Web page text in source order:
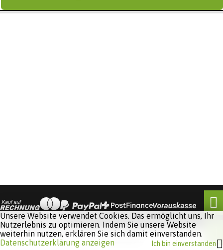
Software:
Unsere Website verwendet Cookies. Das ermöglicht uns, Ihr
Nutzerlebnis zu optimieren. Indem Sie unsere Website
weiterhin nutzen, erklären Sie sich damit einverstanden.
Datenschutzerklärung anzeigen
Ich bin einverstanden